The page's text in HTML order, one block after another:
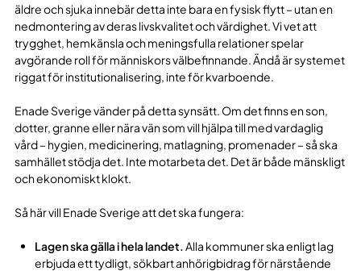
äldre och sjuka innebär detta inte bara en fysisk flytt – utan en
nedmontering av deras livskvalitet och värdighet. Vi vet att
trygghet, hemkänsla och meningsfulla relationer spelar
avgörande roll för människors välbefinnande. Ändå är systemet
riggat för institutionalisering, inte för kvarboende.
Enade Sverige vänder på detta synsätt. Om det finns en son,
dotter, granne eller nära vän som vill hjälpa till med vardaglig
vård – hygien, medicinering, matlagning, promenader – så ska
samhället stödja det. Inte motarbeta det. Det är både mänskligt
och ekonomiskt klokt.
Så här vill Enade Sverige att det ska fungera:
Lagen ska gälla i hela landet.Alla kommuner ska enligt lag
erbjuda ett tydligt, sökbart anhörigbidrag för närstående